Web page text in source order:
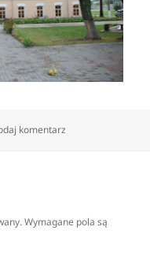
komentarz
Wymagane pola są